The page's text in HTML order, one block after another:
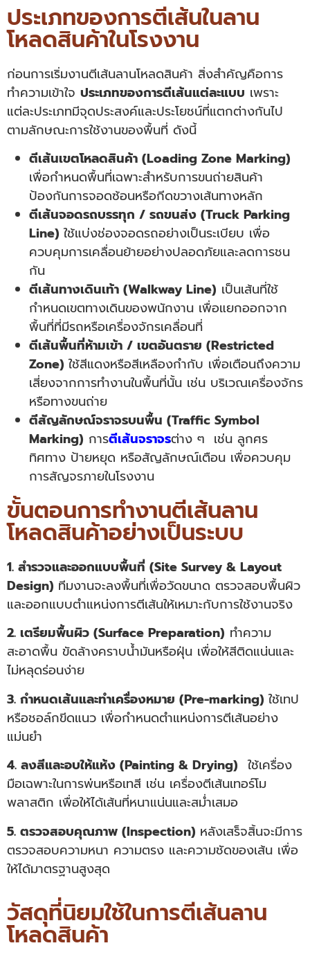
ประเภทของการตีเส้นในลาน
โหลดสินค้าในโรงงาน
ก่อนการเริ่มงานตีเส้นลานโหลดสินค้า สิ่งสำคัญคือการ
ทำความเข้าใจ ประเภทของการตีเส้นแต่ละแบบ เพราะ
แต่ละประเภทมีจุดประสงค์และประโยชน์ที่แตกต่างกันไป
ตามลักษณะการใช้งานของพื้นที่ ดังนี้
ตีเส้นเขตโหลดสินค้า (Loading Zone Marking)
เพื่อกำหนดพื้นที่เฉพาะสำหรับการขนถ่ายสินค้า
ป้องกันการจอดซ้อนหรือกีดขวางเส้นทางหลัก
ตีเส้นจอดรถบรรทุก / รถขนส่ง (Truck Parking
Line) ใช้แบ่งช่องจอดรถอย่างเป็นระเบียบ เพื่อ
ควบคุมการเคลื่อนย้ายอย่างปลอดภัยและลดการชน
กัน
ตีเส้นทางเดินเท้า (Walkway Line) เป็นเส้นที่ใช้
กำหนดเขตทางเดินของพนักงาน เพื่อแยกออกจาก
พื้นที่ที่มีรถหรือเครื่องจักรเคลื่อนที่
ตีเส้นพื้นที่ห้ามเข้า / เขตอันตราย (Restricted
Zone) ใช้สีแดงหรือสีเหลืองกำกับ เพื่อเตือนถึงความ
เสี่ยงจากการทำงานในพื้นที่นั้น เช่น บริเวณเครื่องจักร
หรือทางขนถ่าย
ตีสัญลักษณ์จราจรบนพื้น (Traffic Symbol
Marking) การตีเส้นจราจรต่าง ๆ เช่น ลูกศร
ทิศทาง ป้ายหยุด หรือสัญลักษณ์เตือน เพื่อควบคุม
การสัญจรภายในโรงงาน
ขั้นตอนการทำงานตีเส้นลาน
โหลดสินค้าอย่างเป็นระบบ
1. สำรวจและออกแบบพื้นที่ (Site Survey & Layout
Design) ทีมงานจะลงพื้นที่เพื่อวัดขนาด ตรวจสอบพื้นผิว
และออกแบบตำแหน่งการตีเส้นให้เหมาะกับการใช้งานจริง
2. เตรียมพื้นผิว (Surface Preparation) ทำความ
สะอาดพื้น ขัดล้างคราบน้ำมันหรือฝุ่น เพื่อให้สีติดแน่นและ
ไม่หลุดร่อนง่าย
3. กำหนดเส้นและทำเครื่องหมาย (Pre-marking) ใช้เทป
หรือชอล์กขีดแนว เพื่อกำหนดตำแหน่งการตีเส้นอย่าง
แม่นยำ
4. ลงสีและอบให้แห้ง (Painting & Drying) ใช้เครื่อง
มือเฉพาะในการพ่นหรือเทสี เช่น เครื่องตีเส้นเทอร์โม
พลาสติก เพื่อให้ได้เส้นที่หนาแน่นและสม่ำเสมอ
5. ตรวจสอบคุณภาพ (Inspection) หลังเสร็จสิ้นจะมีการ
ตรวจสอบความหนา ความตรง และความชัดของเส้น เพื่อ
ให้ได้มาตรฐานสูงสุด
วัสดุที่นิยมใช้ในการตีเส้นลาน
โหลดสินค้า